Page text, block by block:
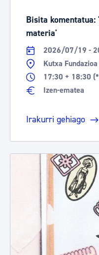
Bisita
materia'
2026/07/19 -
Kutxa
17:30 + 18:30
Izen-ematea
Irakurri gehiago